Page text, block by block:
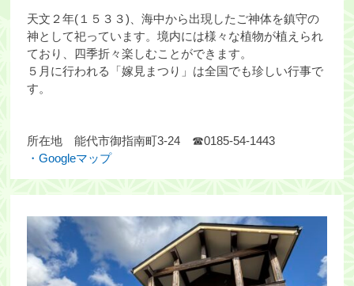
天文２年(１５３３)、海中から出現したご神体を鎮守の
神として祀っています。境内には様々な植物が植えられ
ており、四季折々楽しむことができます。
５月に行われる「嫁見まつり」は全国でも珍しい行事で
す。
所在地 能代市御指南町3-24 ☎0185-54-1443
・Googleマップ